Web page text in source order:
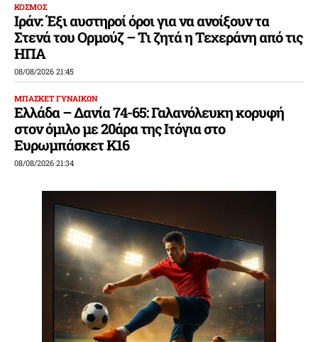
ΚΟΣΜΟΣ
Ιράν: Έξι αυστηροί όροι για να ανοίξουν τα
Στενά του Ορμούζ – Τι ζητά η Τεχεράνη από τις
ΗΠΑ
08/08/2026 21:45
ΜΠΑΣΚΕΤ ΓΥΝΑΙΚΩΝ
Ελλάδα – Δανία 74-65: Γαλανόλευκη κορυφή
στον όμιλο με 20άρα της Ιτόγια στο
Ευρωμπάσκετ Κ16
08/08/2026 21:34